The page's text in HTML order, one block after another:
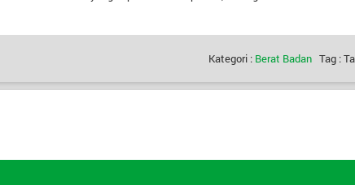
Kategori : Berat Badan Tag :